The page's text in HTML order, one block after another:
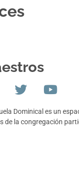
Dominical es un
de la congregación